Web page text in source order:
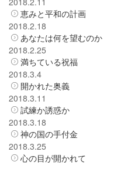
恵みと平和の計画
2018.2.18
あなたは何を望むのか
2018.2.25
満ちている祝福
2018.3.4
開かれた奥義
2018.3.11
試練か誘惑か
2018.3.18
神の国の手付金
2018.3.25
心の目が開かれて